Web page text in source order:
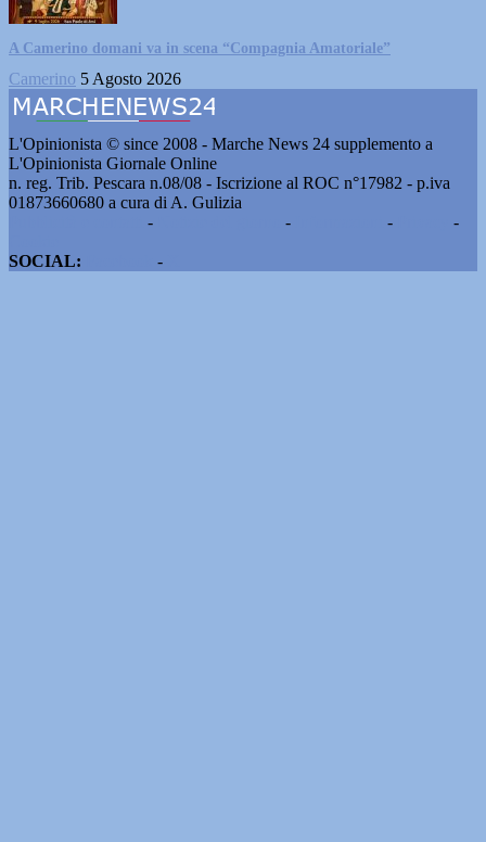
A Camerino domani va in scena “Compagnia Amatoriale”
Camerino 5 Agosto 2026
L'Opinionista © since 2008 - Marche News 24 supplemento a
L'Opinionista Giornale Online
n. reg. Trib. Pescara n.08/08 - Iscrizione al ROC n°17982 - p.iva
01873660680 a cura di A. Gulizia
- - -
-
SOCIAL:
-